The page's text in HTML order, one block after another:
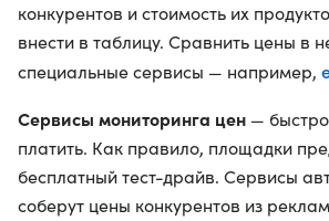
конкурентов и стоимость их
внести в таблицу. Сравнить цены в
специальные сервисы — например,
Cервисы мониторинга цен —
платить. Как правило, площадки
бесплатный тест-драйв. Сервисы
соберут цены конкурентов из